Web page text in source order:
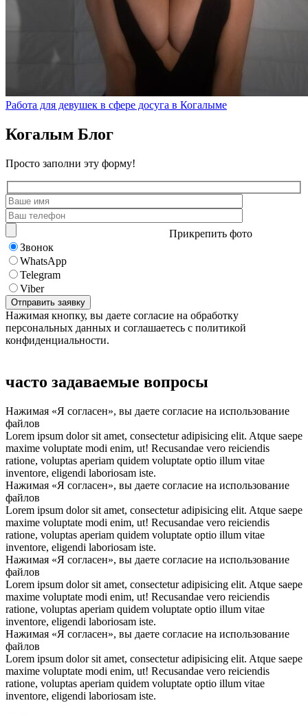
Работа для девушек в сфере досуга в Когалыме
Когалым Блог
Просто заполни эту форму!
Прикрепить фото
Звонок
WhatsApp
Telegram
Viber
Нажимая кнопку, вы даете согласие на обработку
персональных данных и соглашаетесь с политикой
конфиденциальности.
часто задаваемые вопросы
Нажимая «Я согласен», вы даете согласие на использование
файлов
Lorem ipsum dolor sit amet, consectetur adipisicing elit. Atque saepe
maxime voluptate modi enim, ut! Recusandae vero reiciendis
ratione, voluptas aperiam quidem voluptate optio illum vitae
inventore, eligendi laboriosam iste.
Нажимая «Я согласен», вы даете согласие на использование
файлов
Lorem ipsum dolor sit amet, consectetur adipisicing elit. Atque saepe
maxime voluptate modi enim, ut! Recusandae vero reiciendis
ratione, voluptas aperiam quidem voluptate optio illum vitae
inventore, eligendi laboriosam iste.
Нажимая «Я согласен», вы даете согласие на использование
файлов
Lorem ipsum dolor sit amet, consectetur adipisicing elit. Atque saepe
maxime voluptate modi enim, ut! Recusandae vero reiciendis
ratione, voluptas aperiam quidem voluptate optio illum vitae
inventore, eligendi laboriosam iste.
Нажимая «Я согласен», вы даете согласие на использование
файлов
Lorem ipsum dolor sit amet, consectetur adipisicing elit. Atque saepe
maxime voluptate modi enim, ut! Recusandae vero reiciendis
ratione, voluptas aperiam quidem voluptate optio illum vitae
inventore, eligendi laboriosam iste.